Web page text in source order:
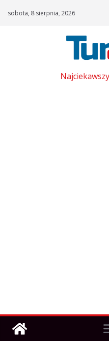
sobota, 8 sierpnia, 2026